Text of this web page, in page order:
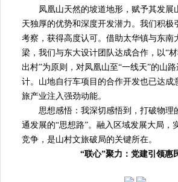
凤凰山天然的坡道地形，赋予其发展
天独厚的优势和深度开发潜力。我们积极
考察，获得高度认可。借助太华镇与东南
梁，我们与东大设计团队达成合作，以“
出村”为原则，对凤凰山至“一线天”的山
计。山地自行车项目的合作开发也已达成
旅产业注入强劲动能。
思想感悟：我深切感悟到，打破物理
通发展的“思想路”。融入区域发展大局，
竞争，是山村文旅破局的关键所在。
“联心”聚力：党建引领惠